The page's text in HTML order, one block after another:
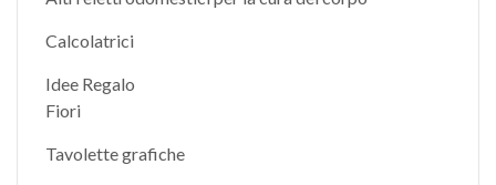
Calcolatrici
Idee Regalo
Fiori
Tavolette grafiche